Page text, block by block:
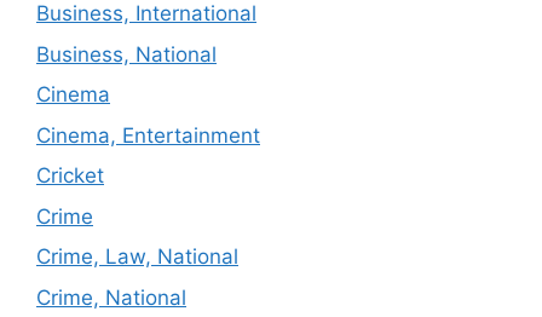
Business, International
Business, National
Cinema
Cinema, Entertainment
Cricket
Crime
Crime, Law, National
Crime, National